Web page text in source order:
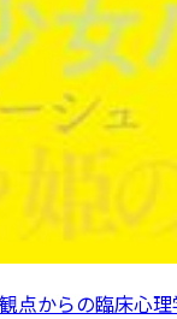
点からの臨床心